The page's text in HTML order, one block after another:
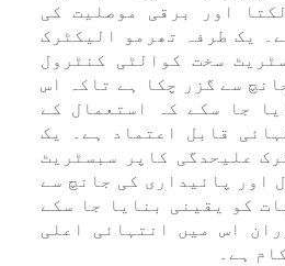
برقی موصلیت کی
تھرمو الیکٹرک
کوالٹی کنٹرول
گزر چکا ہے تاکہ اس
کہ استعمال کے
اعتماد ہے۔ یک
کاپر سبسٹریٹ
کی جانچ سے
بنایا جا سکے
میں انتہائی اعلی